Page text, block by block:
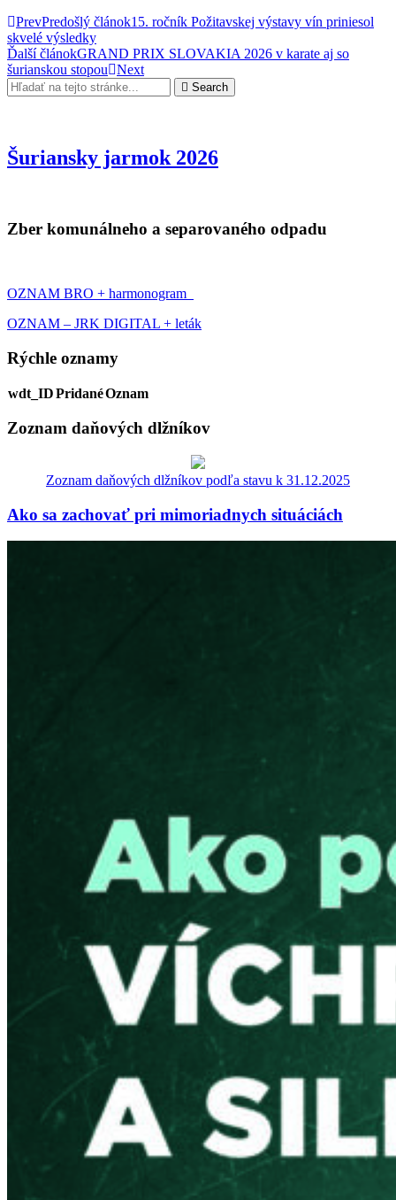
PrevPredošlý článok15. ročník Požitavskej výstavy vín priniesol
skvelé výsledky
Ďalší článokGRAND PRIX SLOVAKIA 2026 v karate aj so
šurianskou stopou
Next
Search
Šuriansky jarmok 2026
Zber komunálneho a separovaného odpadu
OZNAM BRO + harmonogram
OZNAM – JRK DIGITAL + leták
Rýchle oznamy
wdt_IDPridanéOznam
Zoznam daňových dlžníkov
Zoznam daňových dlžníkov podľa stavu k 31.12.2025
Ako sa zachovať pri mimoriadnych situáciách